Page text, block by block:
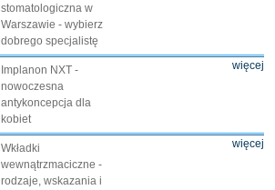
stomatologiczna w
Warszawie - wybierz
dobrego specjalistę
Implanon NXT -
nowoczesna
antykoncepcja dla
kobiet
więcej
Wkładki
wewnątrzmaciczne -
rodzaje, wskazania i
więcej